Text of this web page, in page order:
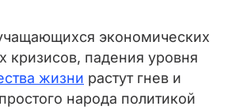
экономических
кризисов, падения уровня
жизни растут гнев и
народа политикой